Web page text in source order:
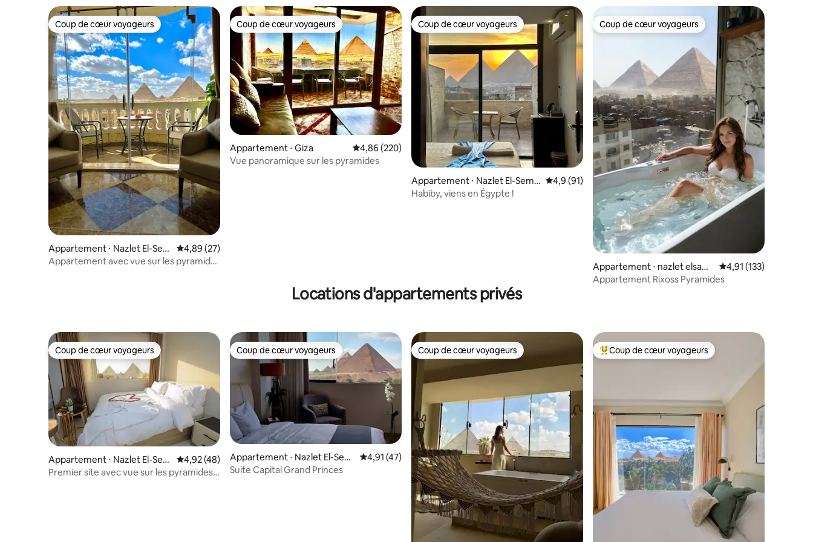
pyramides
Coup de cœur voyageurs
Coup de cœur voyageurs
Appartement ⋅ Nazlet El-Sem
man
Évaluation moyenne sur la base de 27 commentaires : 4,89 sur 5
4,89 (27)
Appartement avec vue sur les pyramides
Coup de cœur voyageurs
Coup de cœur voyageurs
Appartement ⋅ Giza Évaluation moyenne sur la base de 220 commentaires : 4,86 sur 5
4,86 (220)
Vue panoramique sur les pyramides
Coup de cœur voyageurs
Coup de cœur voyageurs
Appartement ⋅ Nazlet El-Sem
man
Évaluation moyenne sur la base de 91 commentaires : 4,9 sur 5
4,9 (91)
Habiby, viens en Égypte !
Coup de cœur voyageurs
Coup de cœur voyageurs
Appartement ⋅ nazlet elsam
man
Évaluation moyenne
4,91 (133)
Appartement Rixoss Pyramides
Locations d'appartements privés
Coup de cœur voyageurs
Coup de cœur voyageurs
Appartement ⋅ Nazlet El-Sem
man
Évaluation moyenne sur la base de 48 commentaires : 4,92 sur 5
4,92 (48)
Premier site avec vue sur les pyramides,
Coup de cœur voyageurs
Coup de cœur voyageurs
Appartement ⋅ Nazlet El-Sem
man
Évaluation moyenne sur la base de 47 commentaires : 4,91 sur 5
4,91 (47)
Suite Capital Grand Princes
Coup de cœur voyageurs
Coup de cœur voyageurs Coups de cœur voyageurs les plus appréciés
Coup de cœur voyageurs